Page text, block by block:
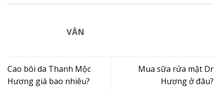
VÂN
Cao bôi da Thanh Mộc
Hương giá bao nhiêu?
Mua sữa rửa mặt Dr
Hương ở đâu?